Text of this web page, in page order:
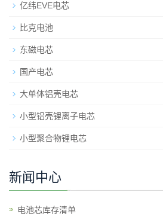
亿纬EVE电芯
比克电池
东磁电芯
国产电芯
大单体铝壳电芯
小型铝壳锂离子电芯
小型聚合物锂电芯
新闻中心
电池芯库存清单